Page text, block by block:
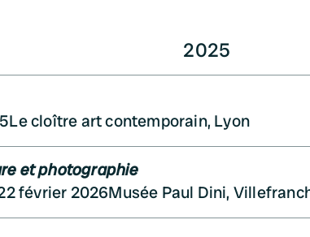
2025
Le cloître art contemporain, Lyon
et photographie
février 2026Musée Paul Dini,